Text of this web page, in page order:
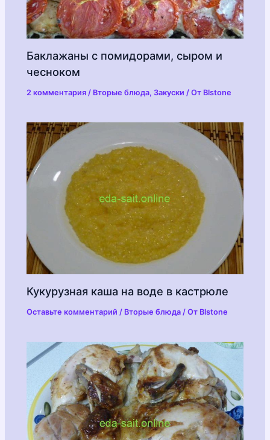
Баклажаны с помидорами, сыром и
чесноком
2 комментария / Вторые блюда, Закуски / От Blstone
Кукурузная каша на воде в кастрюле
Оставьте комментарий / Вторые блюда / От Blstone